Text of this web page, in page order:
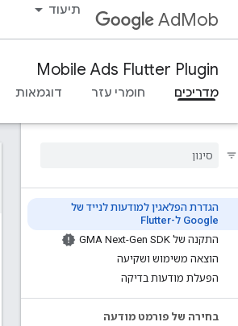
AdMob תיעוד
Mobile Ads Flutter Plugin
מדריכים חומרי עזר דוגמאות
הגדרת הפלאגין למודעות לנייד של
Google ל-Flutter
התקנה של GMA Next-Gen SDK
הוצאה משימוש ושקיעה
הפעלת מודעות בדיקה
בחירה של פורמט מודעה